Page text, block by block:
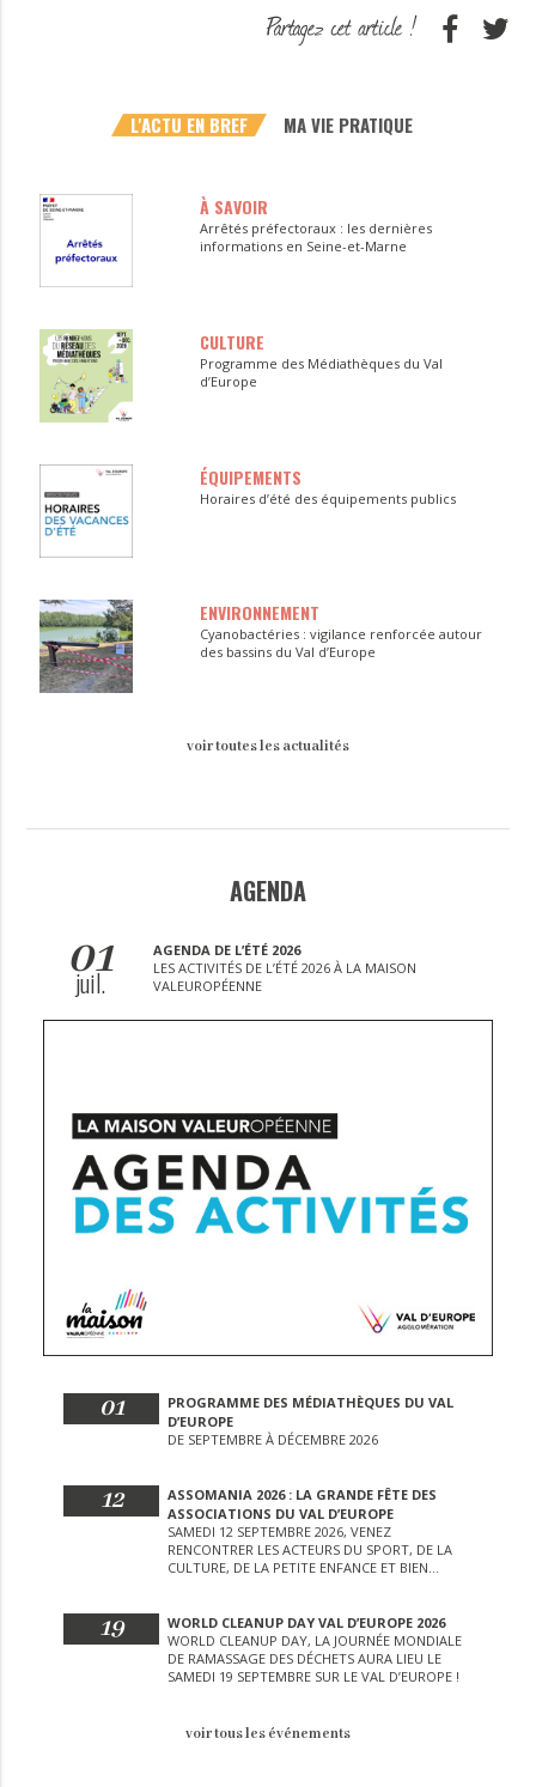
L'ACTU EN BREF MA VIE PRATIQUE
À SAVOIR
Arrêtés préfectoraux : les dernières
informations en Seine-et-Marne
CULTURE
Programme des Médiathèques du Val
d’Europe
ÉQUIPEMENTS
Horaires d’été des équipements publics
ENVIRONNEMENT
Cyanobactéries : vigilance renforcée autour
des bassins du Val d’Europe
voir toutes les actualités
AGENDA
01
juil.
AGENDA DE L’ÉTÉ 2026
LES ACTIVITÉS DE L’ÉTÉ 2026 À LA MAISON
VALEUROPÉENNE
01
PROGRAMME DES MÉDIATHÈQUES DU VAL
D’EUROPE
DE SEPTEMBRE À DÉCEMBRE 2026
12
ASSOMANIA 2026 : LA GRANDE FÊTE DES
ASSOCIATIONS DU VAL D’EUROPE
SAMEDI 12 SEPTEMBRE 2026, VENEZ
RENCONTRER LES ACTEURS DU SPORT, DE LA
CULTURE, DE LA PETITE ENFANCE ET BIEN
19
WORLD CLEANUP DAY VAL D’EUROPE 2026
WORLD CLEANUP DAY, LA JOURNÉE MONDIALE
DE RAMASSAGE DES DÉCHETS AURA LIEU LE
SAMEDI 19 SEPTEMBRE SUR LE VAL D’EUROPE !
voir tous les événements